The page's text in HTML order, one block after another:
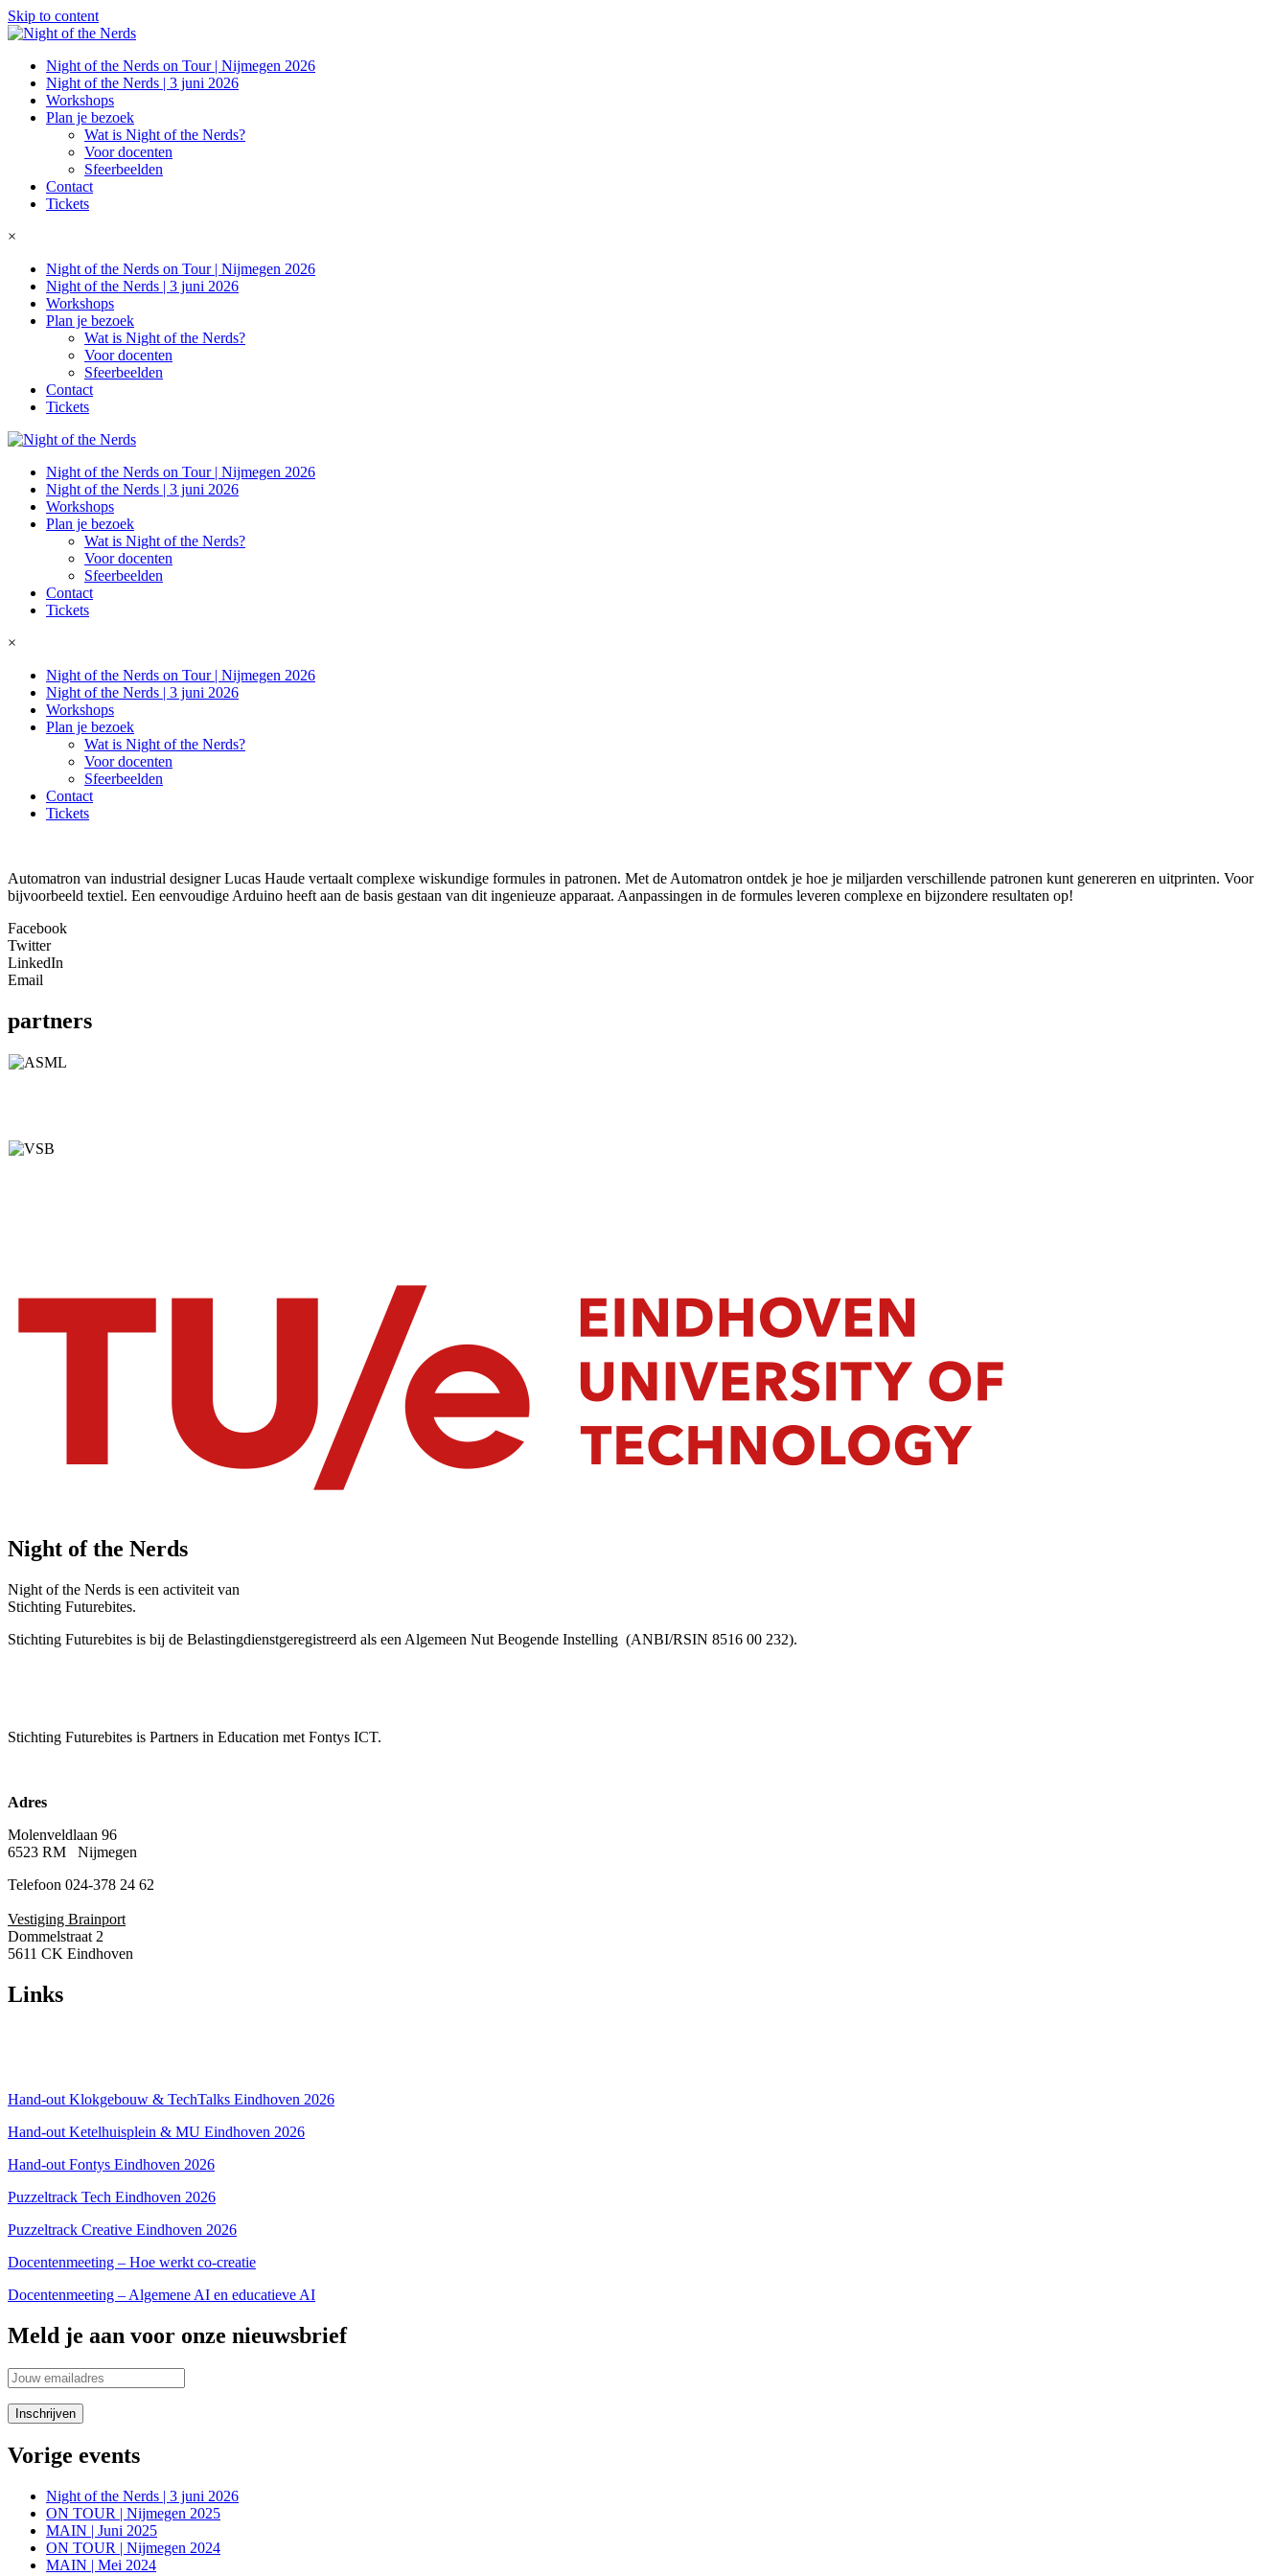
Skip to content
Night of the Nerds on Tour | Nijmegen 2026
Night of the Nerds | 3 juni 2026
Workshops
Plan je bezoek
Wat is Night of the Nerds?
Voor docenten
Sfeerbeelden
Contact
Tickets
×
Night of the Nerds on Tour | Nijmegen 2026
Night of the Nerds | 3 juni 2026
Workshops
Plan je bezoek
Wat is Night of the Nerds?
Voor docenten
Sfeerbeelden
Contact
Tickets
Night of the Nerds on Tour | Nijmegen 2026
Night of the Nerds | 3 juni 2026
Workshops
Plan je bezoek
Wat is Night of the Nerds?
Voor docenten
Sfeerbeelden
Contact
Tickets
×
Night of the Nerds on Tour | Nijmegen 2026
Night of the Nerds | 3 juni 2026
Workshops
Plan je bezoek
Wat is Night of the Nerds?
Voor docenten
Sfeerbeelden
Contact
Tickets
Automatron van industrial designer Lucas Haude vertaalt complexe wiskundige formules in patronen. Met de Automatron ontdek je hoe je miljarden verschillende patronen kunt genereren en uitprinten. Voor
bijvoorbeeld textiel. Een eenvoudige Arduino heeft aan de basis gestaan van dit ingenieuze apparaat. Aanpassingen in de formules leveren complexe en bijzondere resultaten op!
Facebook
Twitter
LinkedIn
Email
partners
Night of the Nerds
Night of the Nerds is een activiteit van
Stichting Futurebites.
Stichting Futurebites is bij de Belastingdienstgeregistreerd als een Algemeen Nut Beogende Instelling (ANBI/RSIN 8516 00 232).
Stichting Futurebites is Partners in Education met Fontys ICT.
Adres
Molenveldlaan 96
6523 RM Nijmegen
Telefoon 024-378 24 62
Vestiging Brainport
Dommelstraat 2
5611 CK Eindhoven
Links
Hand-out Klokgebouw & TechTalks Eindhoven 2026
Hand-out Ketelhuisplein & MU Eindhoven 2026
Hand-out Fontys Eindhoven 2026
Puzzeltrack Tech Eindhoven 2026
Puzzeltrack Creative Eindhoven 2026
Docentenmeeting – Hoe werkt co-creatie
Docentenmeeting – Algemene AI en educatieve AI
Meld je aan voor onze nieuwsbrief
Vorige events
Night of the Nerds | 3 juni 2026
ON TOUR | Nijmegen 2025
MAIN | Juni 2025
ON TOUR | Nijmegen 2024
MAIN | Mei 2024